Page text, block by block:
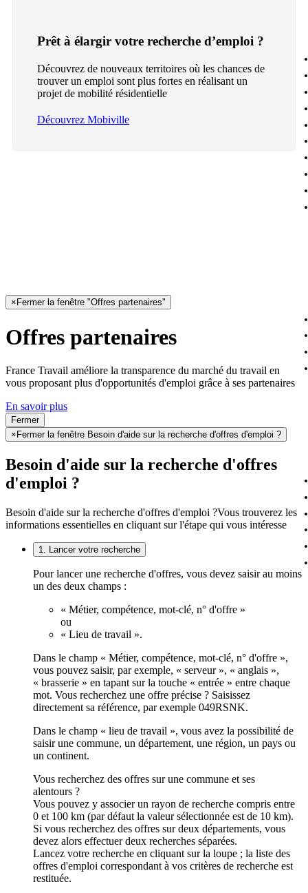
Prêt à élargir votre recherche d’emploi ?
Découvrez de nouveaux territoires où les chances de
trouver un emploi sont plus fortes en réalisant un
projet de mobilité résidentielle
Découvrez Mobiville
× Fermer la fenêtre "Offres partenaires"
Offres partenaires
France Travail améliore la transparence du marché du travail en
vous proposant plus d'opportunités d'emploi grâce à ses partenaires
En savoir plus
Fermer
× Fermer la fenêtre Besoin d'aide sur la recherche d'offres d'emploi ?
Besoin d'aide sur la recherche d'offres
d'emploi ?
Besoin d'aide sur la recherche d'offres d'emploi ?Vous trouverez les
informations essentielles en cliquant sur l'étape qui vous intéresse
1. Lancer votre recherche
Pour lancer une recherche d'offres, vous devez saisir au moins
un des deux champs :
« Métier, compétence, mot-clé, n° d'offre »
ou
« Lieu de travail ».
Dans le champ « Métier, compétence, mot-clé, n° d'offre »,
vous pouvez saisir, par exemple, « serveur », « anglais »,
« brasserie » en tapant sur la touche « entrée » entre chaque
mot. Vous recherchez une offre précise ? Saisissez
directement sa référence, par exemple 049RSNK.
Dans le champ « lieu de travail », vous avez la possibilité de
saisir une commune, un département, une région, un pays ou
un continent.
Vous recherchez des offres sur une commune et ses
alentours ?
Vous pouvez y associer un rayon de recherche compris entre
0 et 100 km (par défaut la valeur sélectionnée est de 10 km).
Si vous recherchez des offres sur deux départements, vous
devez alors effectuer deux recherches séparées.
Lancez votre recherche en cliquant sur la loupe ; la liste des
offres d'emploi correspondant à vos critères de recherche est
restituée.